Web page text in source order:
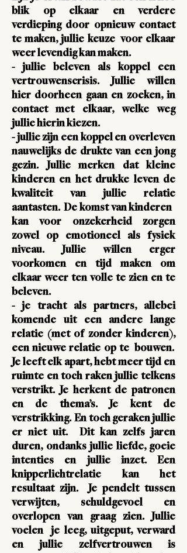
blik op elkaar en verdere
verdieping door opnieuw contact
te maken, jullie keuze voor elkaar
weer levendig kan maken.
- jullie beleven als koppel een
vertrouwenscrisis. Jullie willen
hier doorheen gaan en zoeken, in
contact met elkaar, welke weg
jullie hierin kiezen.
- jullie zijn een koppel en overleven
nauwelijks de drukte van een jong
gezin. Jullie merken dat kleine
kinderen en het drukke leven de
kwaliteit van jullie relatie
aantasten. De komst van kinderen
kan voor onzekerheid zorgen
zowel op emotioneel als fysiek
niveau. Jullie willen erger
voorkomen en tijd maken om
elkaar weer ten volle te zien en te
beleven.
- je tracht als partners, allebei
komendeuit een andere lange
relatie (met of zonder kinderen),
een nieuwe relatie op te bouwen.
Je leeft elk apart, hebt meer tijd en
ruimte en toch raken jullie telkens
verstrikt. Je herkent de patronen
en de thema’s. Je kent de
verstrikking. En toch geraken jullie
er niet uit. Dit kan zelfs jaren
duren, ondanks jullie liefde, goeie
intenties en jullie inzet. Een
knipperlichtrelatie kan het
resultaat zijn. Je pendelt tussen
verwijten, schuldgevoelen
overlopen van graag zien. Jullie
voelen je leeg, uitgeput, verward
en jullie zelfvertrouwen is